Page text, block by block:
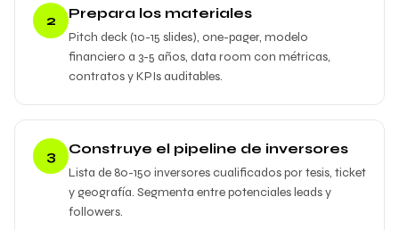
2 Prepara los materiales
Pitch deck (10-15 slides), one-pager, modelo
financiero a 3-5 años, data room con métricas,
contratos y KPIs auditables.
3 Construye el pipeline de inversores
Lista de 80-150 inversores cualificados por tesis, ticket
y geografía. Segmenta entre potenciales leads y
followers.